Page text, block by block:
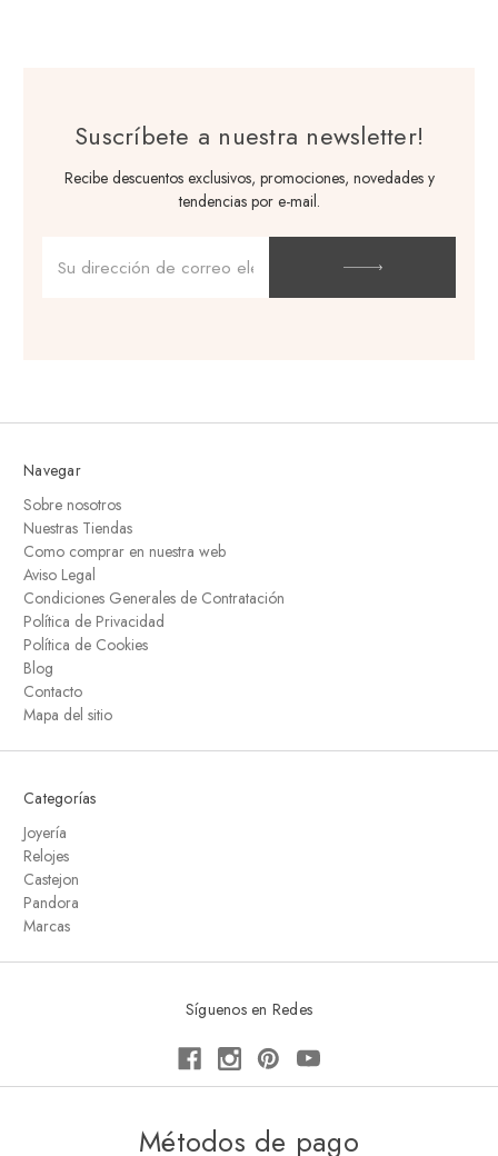
Suscríbete a nuestra newsletter!
Recibe descuentos exclusivos, promociones, novedades y
tendencias por e-mail.
de
correo
Navegar
Sobre nosotros
Nuestras Tiendas
Como comprar en nuestra web
Aviso Legal
Condiciones Generales de Contratación
Política de Privacidad
Política de Cookies
Blog
Contacto
Mapa del sitio
Categorías
Joyería
Relojes
Castejon
Pandora
Marcas
Síguenos en Redes
Métodos de pago